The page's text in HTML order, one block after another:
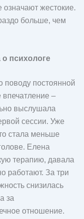
означают жестокие.
больше, чем
психологе
поводу постоянной
–
выслушала
сессии. Уже
стала меньше
Елена
терапию, давала
работают. За три
снизилась
за
отношение.